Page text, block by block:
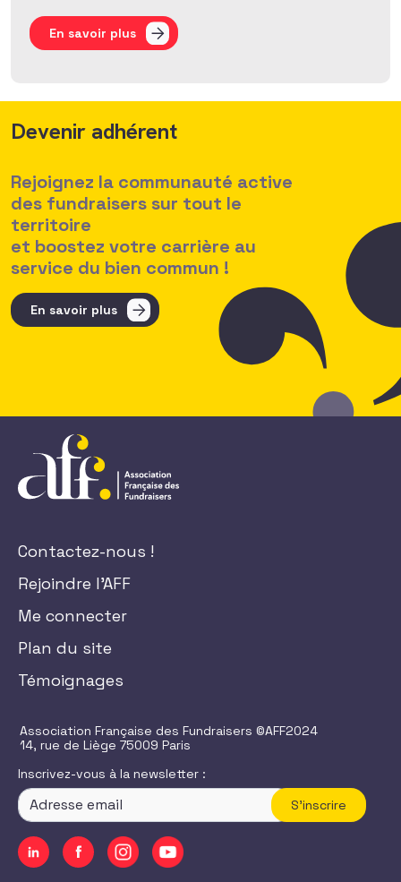
En savoir plus
Devenir adhérent
Rejoignez la communauté active
des fundraisers sur tout le
territoire
et boostez votre carrière au
service du bien commun !
En savoir plus
Contactez-nous !
Rejoindre l'AFF
Me connecter
Plan du site
Témoignages
Association Française des Fundraisers ©AFF2024
14, rue de Liège 75009 Paris
Inscrivez-vous à la newsletter :
S'inscrire